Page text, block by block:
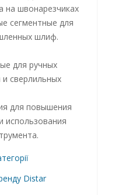
на швонарезчиках
сегментные для
шлиф.
для ручных
сверлильных
для повышения
использования
Distar